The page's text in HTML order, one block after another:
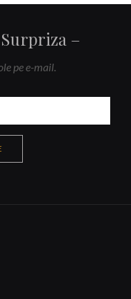
pe e-mail.